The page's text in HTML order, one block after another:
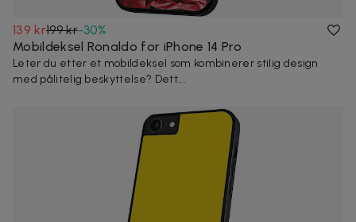
139 kr199 kr-30%
Mobildeksel Ronaldo for iPhone 14 Pro
Leter du etter et mobildeksel som kombinerer stilig design
med pålitelig beskyttelse? Dett...